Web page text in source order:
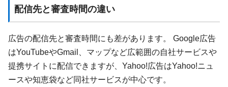
配信先と審査時間の違い
広告の配信先と審査時間にも差があります。 Google広告
はYouTubeやGmail、マップなど広範囲の自社サービスや
提携サイトに配信できますが、Yahoo!広告はYahoo!ニュ
ースや知恵袋など同社サービスが中心です。